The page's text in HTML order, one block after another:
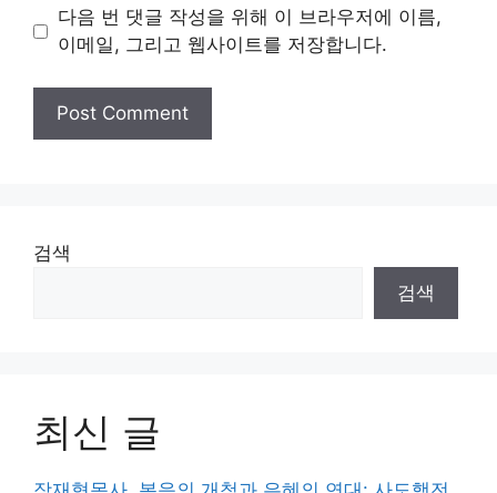
다음 번 댓글 작성을 위해 이 브라우저에 이름,
이메일, 그리고 웹사이트를 저장합니다.
검색
검색
최신 글